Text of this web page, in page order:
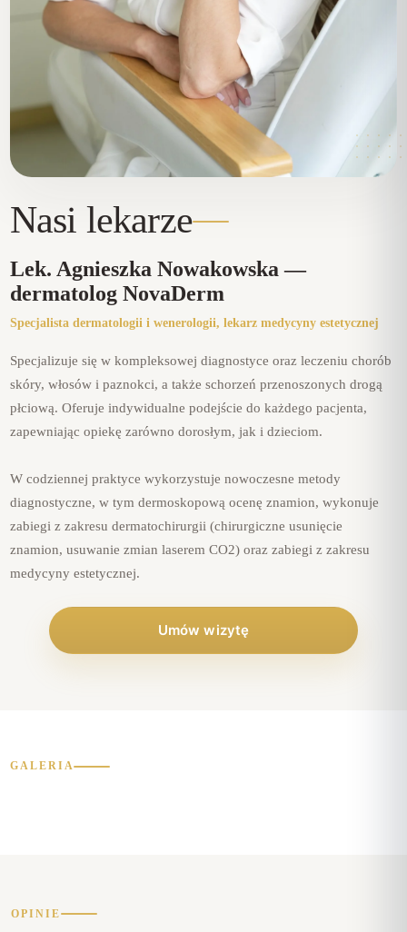
Nasi lekarze
Lek. Agnieszka Nowakowska —
dermatolog NovaDerm
Specjalista dermatologii i wenerologii, lekarz medycyny estetycznej
Specjalizuje się w kompleksowej diagnostyce oraz leczeniu chorób
skóry, włosów i paznokci, a także schorzeń przenoszonych drogą
płciową. Oferuje indywidualne podejście do każdego pacjenta,
zapewniając opiekę zarówno dorosłym, jak i dzieciom.
W codziennej praktyce wykorzystuje nowoczesne metody
diagnostyczne, w tym dermoskopową ocenę znamion, wykonuje
zabiegi z zakresu dermatochirurgii (chirurgiczne usunięcie
znamion, usuwanie zmian laserem CO2) oraz zabiegi z zakresu
medycyny estetycznej.
Umów wizytę
GALERIA
OPINIE